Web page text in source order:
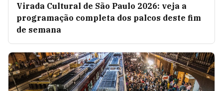
Virada Cultural de São Paulo 2026: veja a
programação completa dos palcos deste fim
de semana